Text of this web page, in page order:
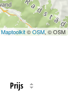
Maptoolkit©OSM, © OSM
Prijs